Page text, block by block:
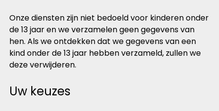
Onze diensten zijn niet bedoeld voor kinderen onder
de 13 jaar en we verzamelen geen gegevens van
hen. Als we ontdekken dat we gegevens van een
kind onder de 13 jaar hebben verzameld, zullen we
deze verwijderen.
Uw keuzes